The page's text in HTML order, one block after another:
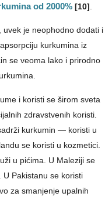
od 2000% [10]
je neophodno dodati i
kurkumina iz
se veoma lako i prirodno
i koristi se širom sveta
zdravstvenih koristi.
kurkumin — koristi u
se koristi u kozmetici.
u pićima. U Maleziji se
U Pakistanu se koristi
za smanjenje upalnih